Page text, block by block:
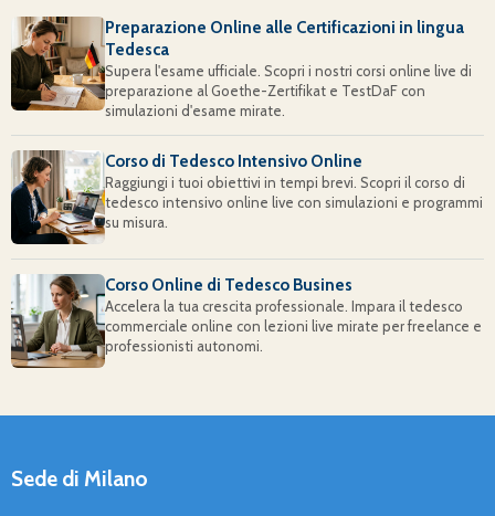
Preparazione Online alle Certificazioni in lingua
Tedesca
Supera l'esame ufficiale. Scopri i nostri corsi online live di
preparazione al Goethe-Zertifikat e TestDaF con
simulazioni d'esame mirate.
Corso di Tedesco Intensivo Online
Raggiungi i tuoi obiettivi in tempi brevi. Scopri il corso di
tedesco intensivo online live con simulazioni e programmi
su misura.
Corso Online di Tedesco Busines
Accelera la tua crescita professionale. Impara il tedesco
commerciale online con lezioni live mirate per freelance e
professionisti autonomi.
Sede di Milano